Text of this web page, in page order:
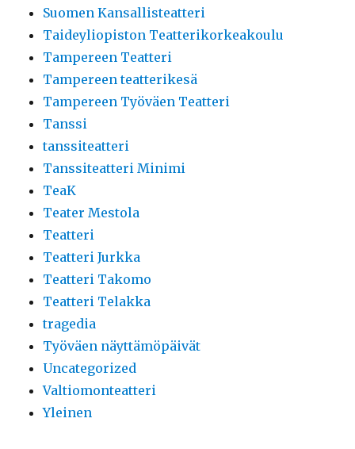
Suomen Kansallisteatteri
Taideyliopiston Teatterikorkeakoulu
Tampereen Teatteri
Tampereen teatterikesä
Tampereen Työväen Teatteri
Tanssi
tanssiteatteri
Tanssiteatteri Minimi
TeaK
Teater Mestola
Teatteri
Teatteri Jurkka
Teatteri Takomo
Teatteri Telakka
tragedia
Työväen näyttämöpäivät
Uncategorized
Valtiomonteatteri
Yleinen